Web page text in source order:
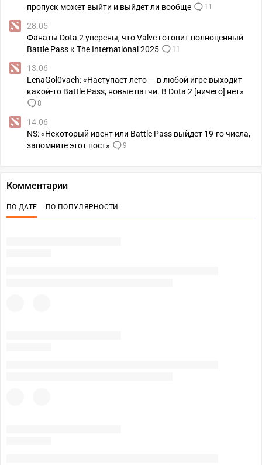
пропуск может выйти и выйдет ли вообще 11
28.05
Фанаты Dota 2 уверены, что Valve готовит полноценный
Battle Pass к The International 2025
11
13.06
LenaGol0vach: «Наступает лето — в любой игре выходит
какой-то Battle Pass, новые патчи. В Dota 2 [ничего] нет»
8
14.06
NS: «Некоторый ивент или Battle Pass выйдет 19-го числа,
запомните этот пост»
9
Комментарии
ПО ДАТЕ ПО ПОПУЛЯРНОСТИ